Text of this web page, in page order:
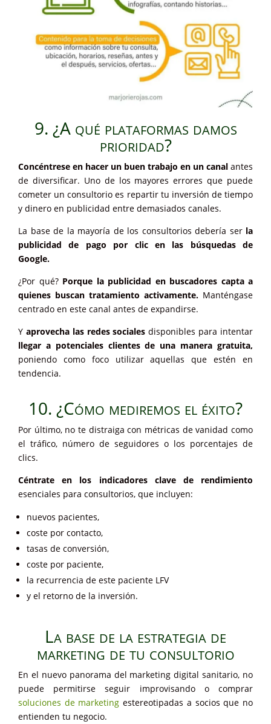
9. ¿A qué plataformas damos
prioridad?
Concéntrese en hacer un buen trabajo en un canal antes
de diversificar. Uno de los mayores errores que puede
cometer un consultorio es repartir tu inversión de tiempo
y dinero en publicidad entre demasiados canales.
La base de la mayoría de los consultorios debería ser la
publicidad de pago por clic en las búsquedas de
Google.
¿Por qué? Porque la publicidad en buscadores capta a
quienes buscan tratamiento activamente. Manténgase
centrado en este canal antes de expandirse.
Y aprovecha las redes sociales disponibles para intentar
llegar a potenciales clientes de una manera gratuita,
poniendo como foco utilizar aquellas que estén en
tendencia.
10. ¿Cómo mediremos el éxito?
Por último, no te distraiga con métricas de vanidad como
el tráfico, número de seguidores o los porcentajes de
clics.
Céntrate en los indicadores clave de rendimiento
esenciales para consultorios, que incluyen:
nuevos pacientes,
coste por contacto,
tasas de conversión,
coste por paciente,
la recurrencia de este paciente LFV
y el retorno de la inversión.
La base de la estrategia de
marketing de tu consultorio
En el nuevo panorama del marketing digital sanitario, no
puede permitirse seguir improvisando o comprar
soluciones de marketing estereotipadas a socios que no
entienden tu negocio.